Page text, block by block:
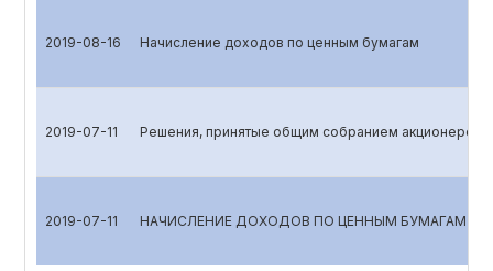
2019-08-16 Начисление доходов по ценным бумагам
2019-07-11 Решения, принятые общим собранием акционеров
2019-07-11 НАЧИСЛЕНИЕ ДОХОДОВ ПО ЦЕННЫМ БУМАГАМ